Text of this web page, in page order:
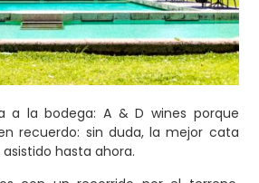
a la bodega: A & D wines porque
recuerdo: sin duda, la mejor cata
hasta ahora.